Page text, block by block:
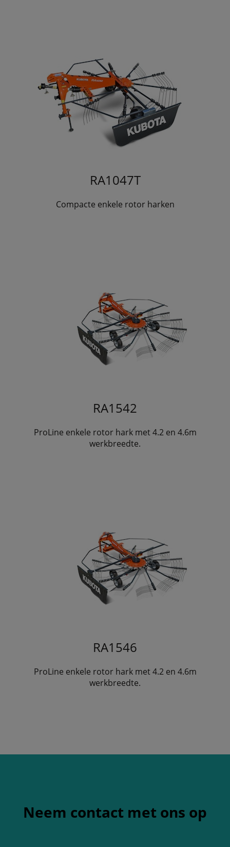
RA1047T
Compacte enkele rotor harken
RA1542
ProLine enkele rotor hark met 4.2 en 4.6m
werkbreedte.
RA1546
ProLine enkele rotor hark met 4.2 en 4.6m
werkbreedte.
Neem contact met ons op